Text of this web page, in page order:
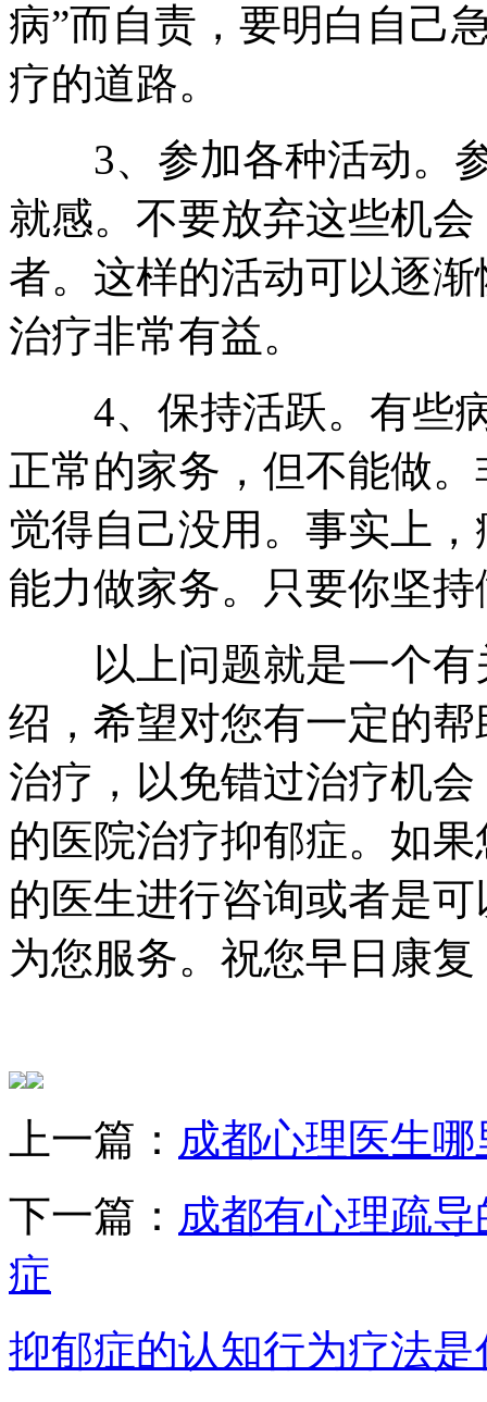
病”而自责，要明白自己
疗的道路。
3、参加各种活动。参
就感。不要放弃这些机
者。这样的活动可以逐
治疗非常有益。
4、保持活跃。有些病
正常的家务，但不能做
觉得自己没用。事实上
能力做家务。只要你坚
以上问题就是一个有
绍，希望对您有一定的
治疗，以免错过治疗机
的医院治疗抑郁症。如
的医生进行咨询或者是
为您服务。祝您早日康
上一篇： 成都心理医生哪
下一篇： 成都有心理疏
症
抑郁症的认知行为疗法